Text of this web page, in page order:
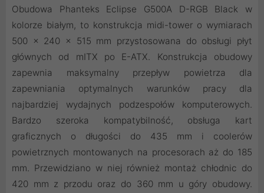
Obudowa Phanteks Eclipse G500A D-RGB Black w
kolorze białym, to konstrukcja midi-tower o wymiarach
500 x 240 x 515 mm przystosowana do obsługi płyt
głównych od mITX po E-ATX. Konstrukcja obudowy
zapewnia maksymalny przepływ powietrza dla
zapewniania optymalnych warunków pracy dla
najbardziej wydajnych podzespołów komputerowych.
Bardzo szeroka kompatybilność, obsługa kart
graficznych o długości do 435 mm i coolerów
powietrznych montowanych na procesorach aż do 185
mm. Przewidziano w niej również montaż chłodnic do
420 mm z przodu oraz do 360 mm u góry obudowy.